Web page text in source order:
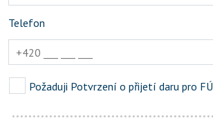
Telefon
Požaduji Potvrzení o přijetí daru pro FÚ